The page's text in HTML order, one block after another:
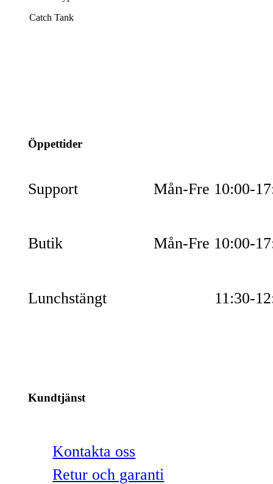
Catch Tank
Öppettider
Support Mån-Fre 10:00-
Butik Mån-Fre 10:00-
Lunchstängt 11:30-
Kundtjänst
Kontakta oss
Retur och garanti